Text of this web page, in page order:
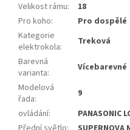
Velikost rámu:
18
Pro koho:
Pro dospělé
Kategorie
elektrokola:
Treková
Barevná
varianta:
Vícebarevné
Modelová
řada:
9
ovládání:
PANASONIC